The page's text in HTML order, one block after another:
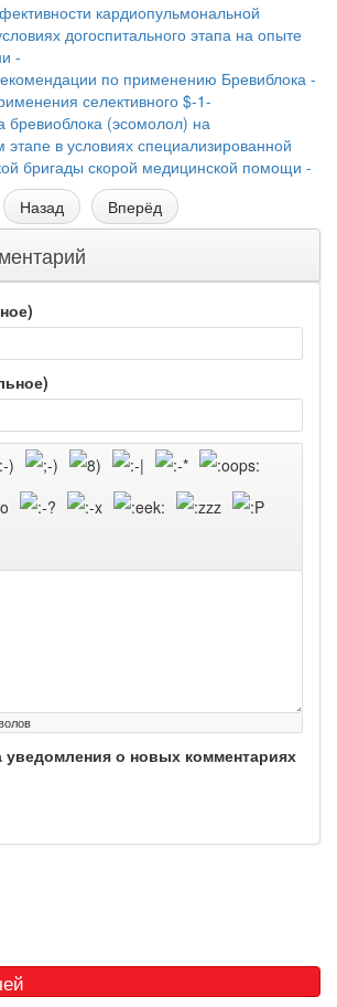
кардиопульмональной
догоспитального этапа на опыте
-
по применению Бревиблока -
селективного $-1-
бревиоблока (эсомолол) на
этапе в условиях специализированной
бригады скорой медицинской помощи -
Назад
Вперёд
уведомления о новых комментариях